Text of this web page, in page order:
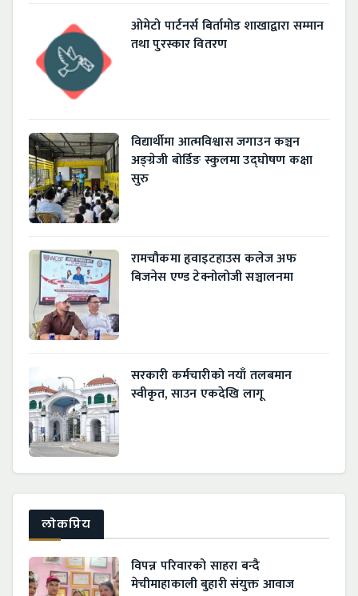
ओमेटो पार्टनर्स बिर्तामोड शाखाद्वारा सम्मान
तथा पुरस्कार वितरण
विद्यार्थीमा आत्मविश्वास जगाउन कञ्चन
अङ्ग्रेजी बोर्डिङ स्कुलमा उद्घोषण कक्षा
सुरु
रामचौकमा हृवाइटहाउस कलेज अफ
बिजनेस एण्ड टेक्नोलोजी सञ्चालनमा
सरकारी कर्मचारीको नयाँ तलबमान
स्वीकृत, साउन एकदेखि लागू
लाेकप्रिय
विपन्न परिवारको साहरा बन्दै
मेचीमाहाकाली बुहारी संयुक्त आवाज